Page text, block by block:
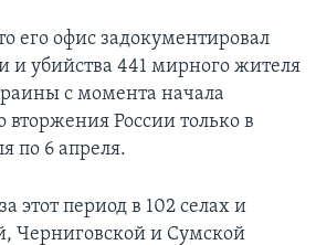
его офис задокументировал
и убийства 441 мирного жителя
с момента начала
России только в
по 6 апреля.
этот период в 102 селах и
Черниговской и Сумской